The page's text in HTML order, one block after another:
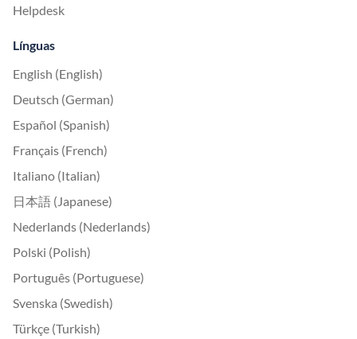
Helpdesk
Línguas
English (English)
Deutsch (German)
Español (Spanish)
Français (French)
Italiano (Italian)
日本語 (Japanese)
Nederlands (Nederlands)
Polski (Polish)
Português (Portuguese)
Svenska (Swedish)
Türkçe (Turkish)